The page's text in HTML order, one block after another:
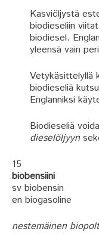
Kasviöljystä
biodieseliin
biodiesel.
yleensä vain
Vetykäsittelyllä
biodieseliä
Englanniksi
Biodieseliä
dieselöljyyn
15
biobensiini
sv biobensin
en biogasoline
nestemäinen